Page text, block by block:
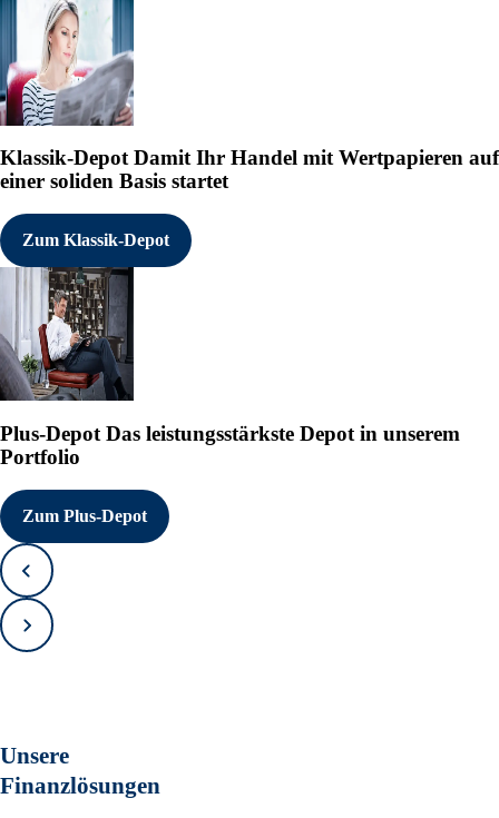
Klassik-DepotDamit Ihr Handel mit Wertpapieren auf
einer soliden Basis startet
Zum Klassik-Depot
Plus-Depot Das leistungsstärkste Depot in unserem
Portfolio
Zum Plus-Depot
Zurück
Vorwärts
Unsere
Finanzlösungen